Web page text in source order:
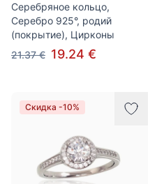
Серебряное кольцо,
Серебро 925°, родий
(покрытие), Цирконы
21.37 € 19.24 €
Скидка -10%